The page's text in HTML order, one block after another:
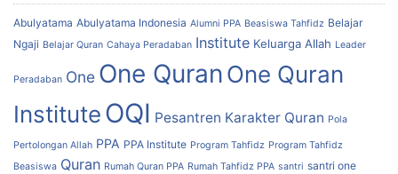
Abulyatama Abulyatama Indonesia Alumni PPA Beasiswa Tahfidz Belajar
Ngaji Belajar Quran Cahaya Peradaban Institute Keluarga Allah Leader
Peradaban One One QuranOne Quran
InstituteOQI Pesantren Karakter Quran Pola
Pertolongan Allah PPA PPA Institute Program Tahfidz Program Tahfidz
Beasiswa Quran Rumah Quran PPA Rumah Tahfidz PPA santri santri one